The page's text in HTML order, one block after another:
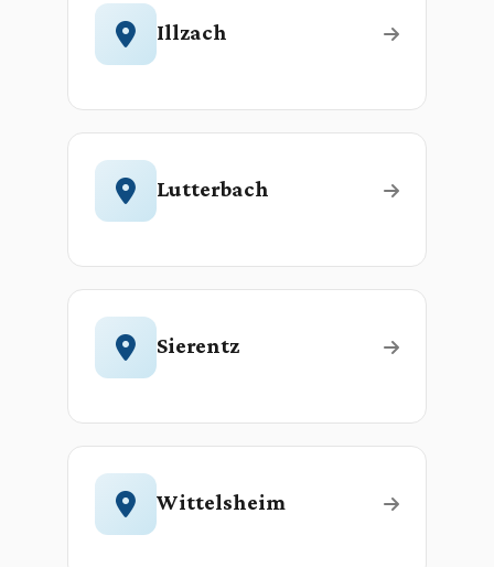
Illzach
Lutterbach
Sierentz
Wittelsheim